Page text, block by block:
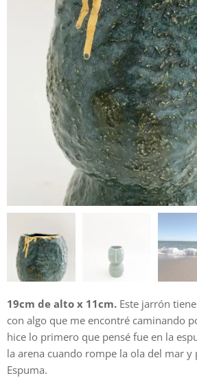
19cm de alto x 11cm. Este jarrón
con algo que me encontré caminando
hice lo primero que pensé fue en la
la arena cuando rompe la ola del mar y
Espuma.